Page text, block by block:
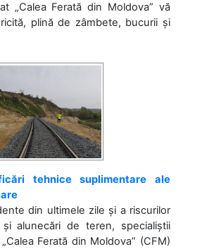
„Calea Ferată din Moldova” vă
plină de zâmbete, bucurii și
tehnice suplimentare ale
din ultimele zile și a riscurilor
alunecări de teren, specialiștii
Ferată din Moldova” (CFM)